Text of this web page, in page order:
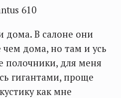
610
дома. В салоне они
дома, но там и усь
полочники, для меня
гигантами, проще
как мне